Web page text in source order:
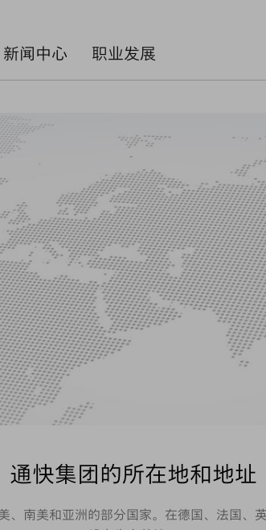
新闻中心 职业发展
通快集团的所在地和地址
南美和亚洲的部分国家。在德国、法国、